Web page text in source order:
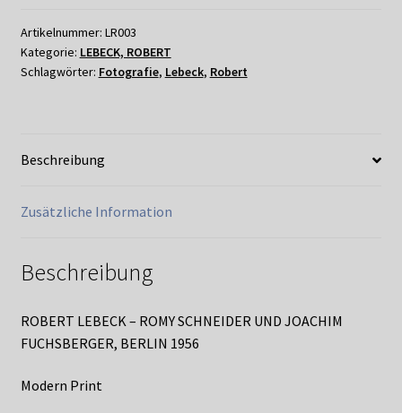
ROMY
SCHNEIDER
UND
1956
Artikelnummer: LR003
Kategorie: LEBECK, ROBERT
Schlagwörter: Fotografie, Lebeck, Robert
Beschreibung
Zusätzliche Information
Beschreibung
ROBERT LEBECK – ROMY SCHNEIDER UND JOACHIM
FUCHSBERGER, BERLIN 1956
Modern Print